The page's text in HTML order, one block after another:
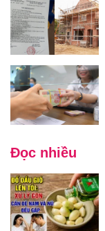
Đọc nhiều